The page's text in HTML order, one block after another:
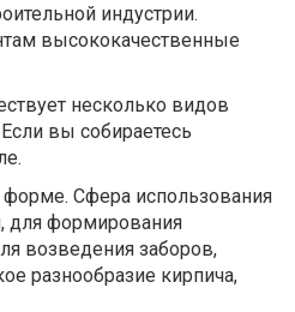
индустрии.
высококачественные
несколько видов
вы собираетесь
Сфера использования
для формирования
возведения заборов,
разнообразие кирпича,